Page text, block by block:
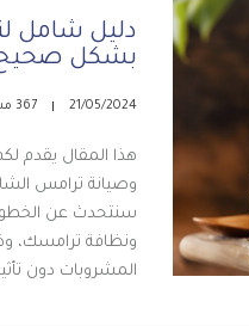
دليل شامل
بشكل
21/05/2024 367 مشاهدات
هذا المقال يقدم
وصيانة ترامس
سنتحدث عن
ونظافة ترامسك،
المشروبات دون